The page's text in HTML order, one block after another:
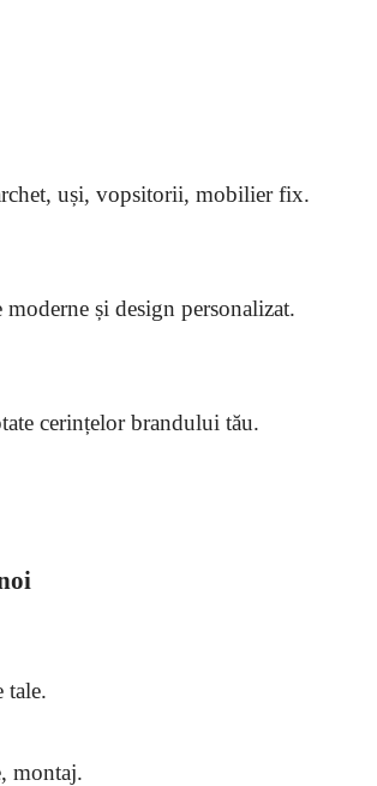
uși, vopsitorii, mobilier fix.
și design personalizat.
cerințelor brandului tău.
tale.
montaj.